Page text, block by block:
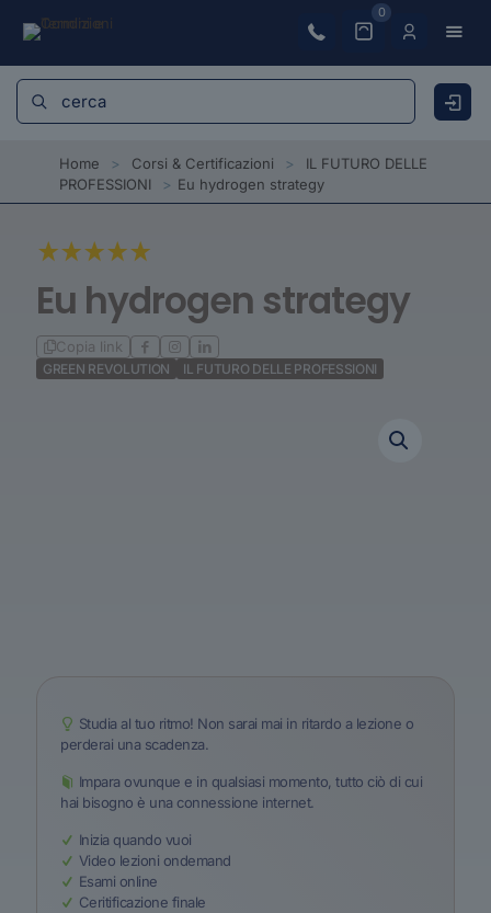
0
Home > Corsi & Certificazioni >
IL FUTURO DELLE
PROFESSIONI
> Eu hydrogen strategy
Eu hydrogen strategy
Copia link
GREEN REVOLUTION IL FUTURO DELLE PROFESSIONI
Studia al tuo ritmo! Non sarai mai in ritardo a lezione o
perderai una scadenza.
Impara ovunque e in qualsiasi momento, tutto ciò di cui
hai bisogno è una connessione internet.
Inizia quando vuoi
Video lezioni ondemand
Esami online
Ceritificazione finale